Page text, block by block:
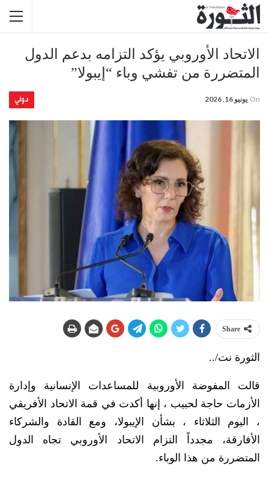
الاتحاد الأوروبي يؤكد التزامه بدعم الدول
المتضررة من تفشي وباء “إيبولا”
دولي On يونيو 16, 2026
Share
الثورة نت/..
قالت المفوضة الأوروبية للمساعدات الإنسانية وإدارة
الأزمات حاجة لحبيب ، إنها أكدت في قمة الاتحاد الأفريقي
، اليوم الثلاثاء ، بشأن الإيبولا، ومع القادة والشركاء
الأفارقة، مجدداً التزام الاتحاد الأوروبي تجاه الدول
المتضررة من هذا الوباء.